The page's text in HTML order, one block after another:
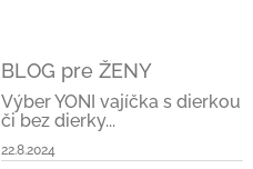
BLOG pre ŽENY
Výber YONI vajíčka s dierkou
či bez dierky...
22.8.2024